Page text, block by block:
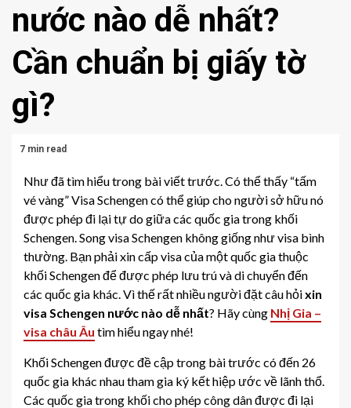
nước nào dễ nhất?
Cần chuẩn bị giấy tờ
gì?
7 min read
Như đã tìm hiểu trong bài viết trước. Có thể thấy “tấm
vé vàng” Visa Schengen có thể giúp cho người sở hữu nó
được phép đi lại tự do giữa các quốc gia trong khối
Schengen. Song visa Schengen không giống như visa bình
thường. Bạn phải xin cấp visa của một quốc gia thuộc
khối Schengen để được phép lưu trú và di chuyển đến
các quốc gia khác. Vì thế rất nhiều người đặt câu hỏixin
visa Schengen nước nào dễ nhất? Hãy cùng Nhị Gia –
visa châu Âu tìm hiểu ngay nhé!
Khối Schengen được đề cập trong bài trước có đến 26
quốc gia khác nhau tham gia ký kết hiệp ước về lãnh thổ.
Các quốc gia trong khối cho phép công dân được đi lại